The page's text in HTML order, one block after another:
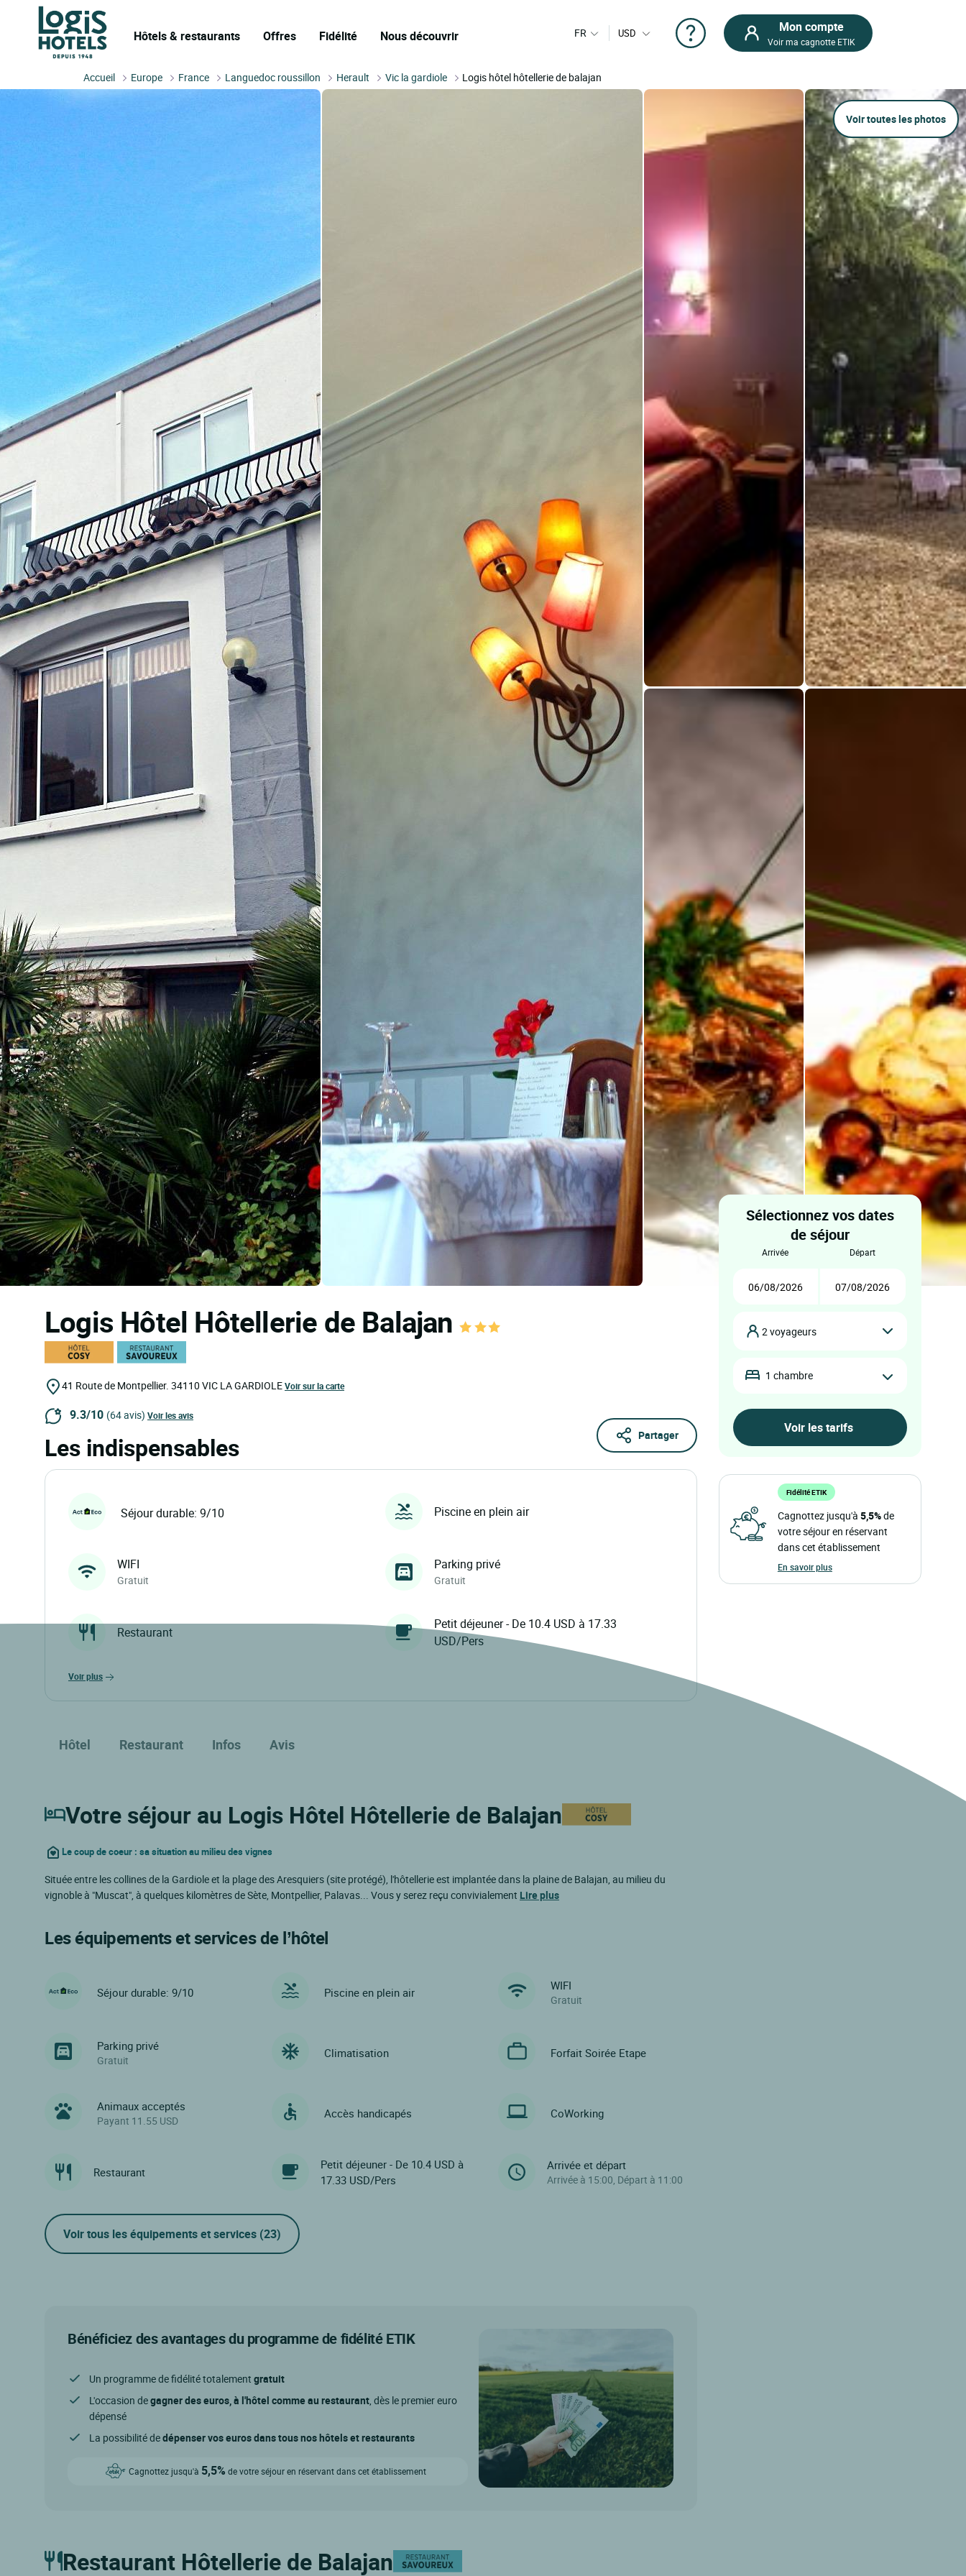
Hôtels & restaurants Offres Fidélité Nous découvrir FR USD Mon compte
Voir ma cagnotte ETIK
Accueil Europe France Languedoc roussillon Herault Vic la gardiole Logis hôtel hôtellerie de balajan
Voir toutes les photos
Logis Hôtel Hôtellerie de Balajan
41 Route de Montpellier. 34110 VIC LA GARDIOLEVoir sur la carte
9.3/10 (64 avis) Voir les avis
Partager
Les indispensables
Séjour durable: 9/10 Piscine en plein air
WIFI
Gratuit
Parking privé
Gratuit
Restaurant
Petit déjeuner - De 10.4 USD à 17.33
USD/Pers
voir plus
Hôtel Restaurant Infos Avis
Votre séjour au Logis Hôtel Hôtellerie de Balajan
Le coup de coeur : sa situation au milieu des vignes
Située entre les collines de la Gardiole et la plage des Aresquiers (site protégé), l'hôtellerie est implantée dans la plaine de Balajan, au milieu du
vignoble à "Muscat", à quelques kilomètres de Sète, Montpellier, Palavas... Vous y serez reçu convivialement Lire plus
Les équipements et services de l’hôtel
Séjour durable: 9/10 Piscine en plein air WIFI
Gratuit
Parking privé
Gratuit
Climatisation Forfait Soirée Etape
Animaux acceptés
Payant 11.55 USD
Accès handicapés CoWorking
Restaurant
Petit déjeuner - De 10.4 USD à
17.33 USD/Pers
Arrivée et départ
Arrivée à 15:00, Départ à 11:00
Voir tous les équipements et services (23)
Bénéficiez des avantages du programme de fidélité ETIK
Un programme de fidélité totalement gratuit
L'occasion degagner des euros, à l'hôtel comme au restaurant , dès le premier euro
dépensé
La possibilité dedépenser vos euros dans tous nos hôtels et restaurants
Cagnottez jusqu'à 5,5% de votre séjour en réservant dans cet établissement
Restaurant Hôtellerie de Balajan
Sélectionnez vos dates
de séjour
arrivée départ
2 voyageurs
1 chambre
Fidélité ETIK
Cagnottez jusqu'à 5,5%de
votre séjour en réservant
dans cet établissement
En savoir plus